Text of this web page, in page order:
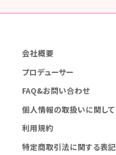
会社概要
プロデューサー
FAQ&お問い合わせ
個人情報の取扱いに関して
利用規約
特定商取引法に関する表記